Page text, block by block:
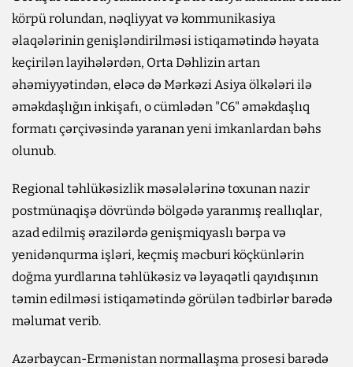
körpü rolundan, nəqliyyat və kommunikasiya
əlaqələrinin genişləndirilməsi istiqamətində həyata
keçirilən layihələrdən, Orta Dəhlizin artan
əhəmiyyətindən, eləcə də Mərkəzi Asiya ölkələri ilə
əməkdaşlığın inkişafı, o cümlədən "C6" əməkdaşlıq
formatı çərçivəsində yaranan yeni imkanlardan bəhs
olunub.
Regional təhlükəsizlik məsələlərinə toxunan nazir
postmünaqişə dövründə bölgədə yaranmış reallıqlar,
azad edilmiş ərazilərdə genişmiqyaslı bərpa və
yenidənqurma işləri, keçmiş məcburi köçkünlərin
doğma yurdlarına təhlükəsiz və ləyaqətli qayıdışının
təmin edilməsi istiqamətində görülən tədbirlər barədə
məlumat verib.
Azərbaycan-Ermənistan normallaşma prosesi barədə